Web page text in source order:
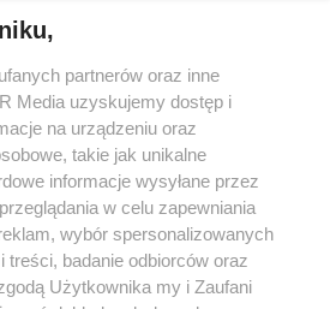
w serwisie nie może być powielany i
rozpowszechniany w jakikolwiek sposób (w
mechaniczny) na jakimkolwiek polu
włącznie z umieszczaniem w
właściciela praw. Jakiekolwiek użycie lub
lub w części z naruszeniem prawa,
zabronione pod groźbą kary i może być
partnerów oraz inne
Media uzyskujemy dostęp i
na urządzeniu oraz
takie jak unikalne
informacje wysyłane przez
w celu zapewniania
wybór spersonalizowanych
treści, badanie odbiorców oraz
Użytkownika my i Zaufani